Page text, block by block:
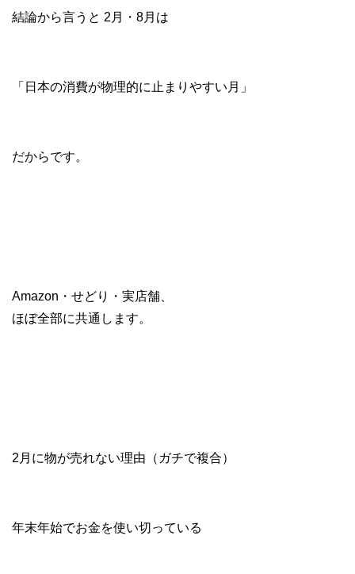
結論から言うと 2月・8月は
「日本の消費が物理的に止まりやすい月」
だからです。
Amazon・せどり・実店舗、
ほぼ全部に共通します。
2月に物が売れない理由（ガチで複合）
年末年始でお金を使い切っている